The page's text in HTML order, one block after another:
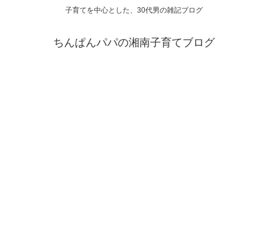
子育てを中心とした、30代男の雑記ブログ
ちんぱんパパの湘南子育てブログ